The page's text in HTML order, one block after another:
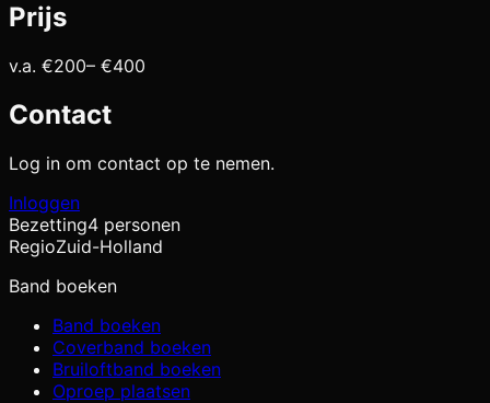
Prijs
v.a. €200– €400
Contact
Log in om contact op te nemen.
Inloggen
Bezetting4 personen
RegioZuid-Holland
Band boeken
Band boeken
Coverband boeken
Bruiloftband boeken
Oproep plaatsen